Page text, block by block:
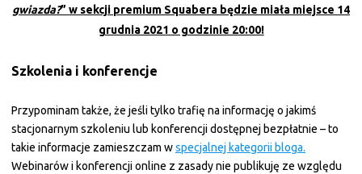
gwiazda?” w sekcji premium Squabera będzie miała miejsce 14
grudnia 2021 o godzinie 20:00!
Szkolenia i konferencje
Przypominam także, że jeśli tylko trafię na informację o jakimś
stacjonarnym szkoleniu lub konferencji dostępnej bezpłatnie – to
takie informacje zamieszczam wspecjalnej kategorii bloga.
Webinarów i konferencji online z zasady nie publikuję ze względu